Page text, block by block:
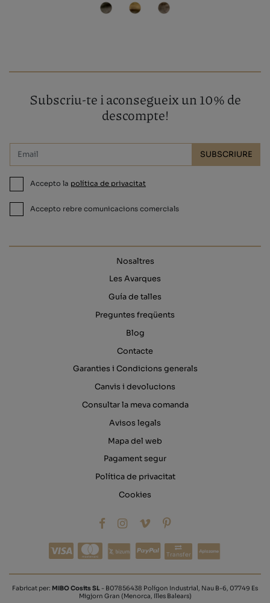
Subscriu-te i aconsegueix un 10% de
descompte!
SUBSCRIURE
Accepto la política de privacitat
Accepto rebre comunicacions comercials
Nosaltres
Les Avarques
Guía de talles
Preguntes freqüents
Blog
Contacte
Garanties i Condicions generals
Canvis i devolucions
Consultar la meva comanda
Avisos legals
Mapa del web
Pagament segur
Política de privacitat
Cookies
Transfer
Fabricat per: MIBO Cosits SL - B07856438 Polígon Industrial, Nau B-6, 07749 Es
Migjorn Gran (Menorca, Illes Balears)